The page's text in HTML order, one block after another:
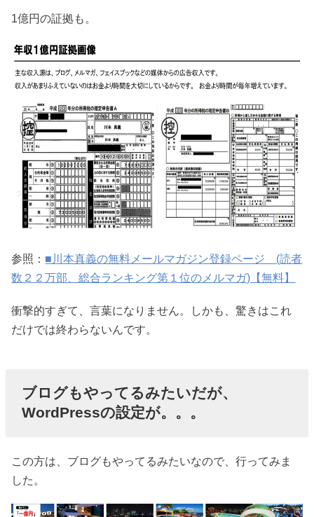
1億円の証拠も。
参照： ■川本真義の無料メールマガジン登録ページ (読者
数２２万部、総合ランキング第１位のメルマガ)【無料】
衝撃的すぎて、言葉になりません。しかも、驚きはこれ
だけでは終わらないんです。
ブログもやってるみたいだが、
WordPressの設定が。。。
この方は、ブログもやってるみたいなので、行ってみま
した。